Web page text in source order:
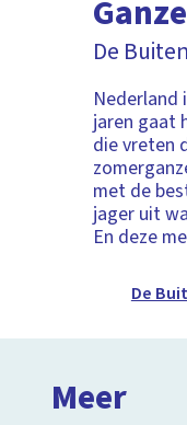
De
Nederland
jaren gaat
die vreten
met de
jager uit
En deze
De
Meer